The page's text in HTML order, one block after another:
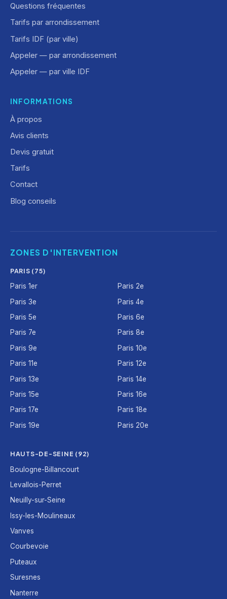
Questions fréquentes
Tarifs par arrondissement
Tarifs IDF (par ville)
Appeler — par arrondissement
Appeler — par ville IDF
INFORMATIONS
À propos
Avis clients
Devis gratuit
Tarifs
Contact
Blog conseils
ZONES D'INTERVENTION
PARIS (75)
Paris 1er
Paris 2e
Paris 3e
Paris 4e
Paris 5e
Paris 6e
Paris 7e
Paris 8e
Paris 9e
Paris 10e
Paris 11e
Paris 12e
Paris 13e
Paris 14e
Paris 15e
Paris 16e
Paris 17e
Paris 18e
Paris 19e
Paris 20e
HAUTS-DE-SEINE (92)
Boulogne-Billancourt
Levallois-Perret
Neuilly-sur-Seine
Issy-les-Moulineaux
Vanves
Courbevoie
Puteaux
Suresnes
Nanterre